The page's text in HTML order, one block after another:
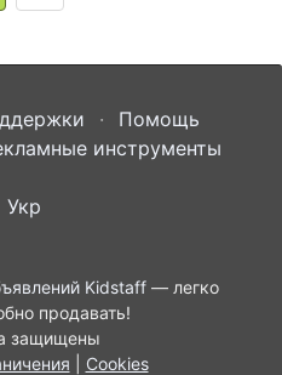
Помощь
инструменты
Укр
Kidstaff— легко
продавать!
защищены
Cookies